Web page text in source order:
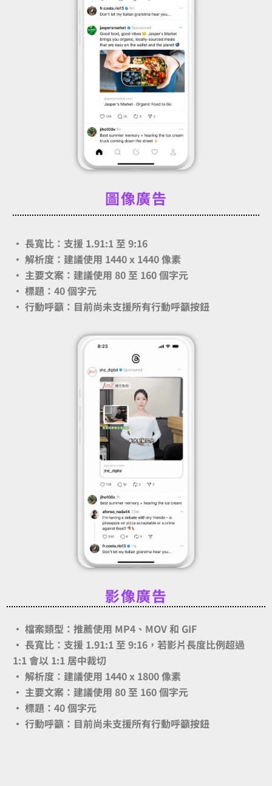
圖像廣告
· 長寬比：支援 1.91:1 至 9:16
· 解析度：建議使用 1440 x 1440 像素
· 主要文案：建議使用 80 至 160 個字元
· 標題：40 個字元
· 行動呼籲：目前尚未支援所有行動呼籲按鈕
影像廣告
· 檔案類型：推薦使用 MP4、MOV 和 GIF
· 長寬比：支援 1.91:1 至 9:16，若影片長度比例超過
1:1 會以 1:1 居中裁切
· 解析度：建議使用 1440 x 1800 像素
· 主要文案：建議使用 80 至 160 個字元
· 標題：40 個字元
· 行動呼籲：目前尚未支援所有行動呼籲按鈕